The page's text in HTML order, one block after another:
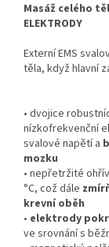
Masáž celého
ELEKTRODY
Externí EMS
těla, když hlavní
• dvojice
nízkofrekvenční
svalové napětí a
mozku
• nepřetržité
°C, což dále
krevní oběh
• elektrody
ve srovnání s